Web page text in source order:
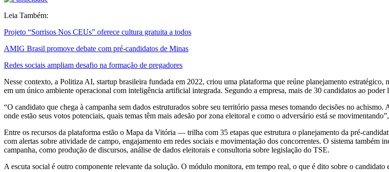
Leia Também:
Projeto “Sorrisos Nos CEUs” oferece cultura gratuita a todos
AMIG Brasil promove debate com pré-candidatos de Minas
Redes sociais ampliam desafio na formação de pregadores
Nesse contexto, a Politiza AI, startup brasileira fundada em 2022, criou uma plataforma que reúne planejamento
em um único ambiente operacional com inteligência artificial integrada. Segundo a empresa, mais de 30 candidatos ao
“O candidato que chega à campanha sem dados estruturados sobre seu território passa meses tomando decisões no
onde estão seus votos potenciais, quais temas têm mais adesão por zona eleitoral e como o adversário está se
Entre os recursos da plataforma estão o Mapa da Vitória — trilha com 35 etapas que estrutura o planejamento da pré-
com alertas sobre atividade de campo, engajamento em redes sociais e movimentação dos concorrentes. O sistema também
campanha, como produção de discursos, análise de dados eleitorais e consultoria sobre legislação do TSE.
A escuta social é outro componente relevante da solução. O módulo monitora, em tempo real, o que é dito sobre o candidato